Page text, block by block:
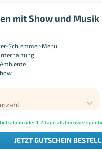
mit Show und Musik
Schlemmer-Menü
oder 1-2 Tage als hochwertiger
JETZT GUTSCHEIN